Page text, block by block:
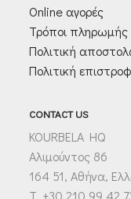
Online αγορές
Τρόποι πληρωμής
Πολιτική
Πολιτική
CONTACT US
KOURBELA HQ
Αλιμούντος 86
164 51, Αθήνα,
T. +30 210 99 42